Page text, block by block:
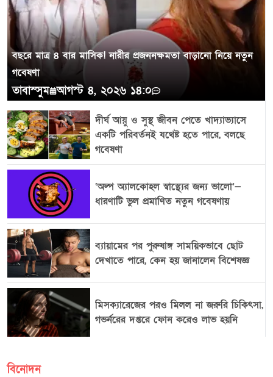
বছরে মাত্র ৪ বার মাসিক! নারীর প্রজননক্ষমতা বাড়ানো নিয়ে নতুন
গবেষণা
তাবাস্সুম আগস্ট ৪, ২০২৬ ১৪:০
দীর্ঘ আয়ু ও সুস্থ জীবন পেতে খাদ্যাভ্যাসে
একটি পরিবর্তনই যথেষ্ট হতে পারে, বলছে
গবেষণা
‘অল্প অ্যালকোহল স্বাস্থ্যের জন্য ভালো’—
ধারণাটি ভুল প্রমাণিত নতুন গবেষণায়
ব্যায়ামের পর পুরুষাঙ্গ সাময়িকভাবে ছোট
দেখাতে পারে, কেন হয় জানালেন বিশেষজ্ঞ
মিসক্যারেজের পরও মিলল না জরুরি চিকিৎসা,
গভর্নরের দপ্তরে ফোন করেও লাভ হয়নি
বিনোদন